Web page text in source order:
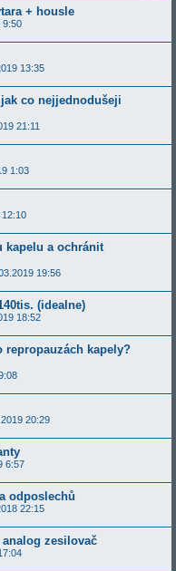
+ housle
9:50
13:35
co nejjednodušeji
21:11
1:03
kapelu a ochránit
19:56
(idealne)
18:52
kapely?
20:29
6:57
odposlechů
22:15
zesilovač